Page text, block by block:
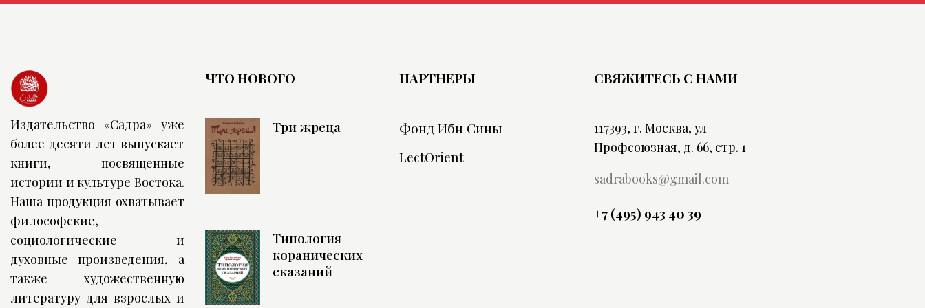
Издательство «Садра» уже
более десяти лет выпускает
книги, посвященные
истории и культуре Востока.
Наша продукция охватывает
философские,
социологические и
духовные произведения, а
также художественную
литературу для взрослых и
ЧТО НОВОГО
Три жреца
Типология
коранических
сказаний
ПАРТНЕРЫ
Фонд Ибн Сины
LectOrient
СВЯЖИТЕСЬ С НАМИ
117393, г. Москва, ул
Профсоюзная, д. 66, стр. 1
sadrabooks@gmail.com
+7 (495) 943 40 39